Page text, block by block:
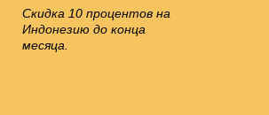
Скидка 10 процентов на
Индонезию до конца
месяца.